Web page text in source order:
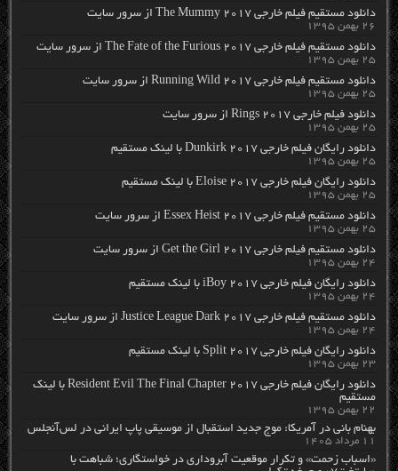
دانلود مستقیم فیلم خارجی The Mummy 2017 از سرور سایت
۲۶ بهمن ۱۳۹۵
دانلود مستقیم فیلم خارجی The Fate of the Furious 2017 از سرور سایت
۲۵ بهمن ۱۳۹۵
دانلود مستقیم فیلم خارجی Running Wild 2017 از سرور سایت
۲۵ بهمن ۱۳۹۵
دانلود فیلم خارجی Rings 2017 از سرور سایت
۲۵ بهمن ۱۳۹۵
دانلود رایگان فیلم خارجی Dunkirk 2017 با لینک مستقیم
۲۵ بهمن ۱۳۹۵
دانلود رایگان فیلم خارجی Eloise 2017 با لینک مستقیم
۲۵ بهمن ۱۳۹۵
دانلود مستقیم فیلم خارجی Essex Heist 2017 از سرور سایت
۲۵ بهمن ۱۳۹۵
دانلود مستقیم فیلم خارجی Get the Girl 2017 از سرور سایت
۲۴ بهمن ۱۳۹۵
دانلود رایگان فیلم خارجی iBoy 2017 با لینک مستقیم
۲۴ بهمن ۱۳۹۵
دانلود مستقیم فیلم خارجی Justice League Dark 2017 از سرور سایت
۲۴ بهمن ۱۳۹۵
دانلود رایگان فیلم خارجی Split 2017 با لینک مستقیم
۲۳ بهمن ۱۳۹۵
دانلود رایگان فیلم خارجی Resident Evil The Final Chapter 2017 با لینک
مستقیم
۲۲ بهمن ۱۳۹۵
بهنام بانی در آمریکا: موج جدید استقبال از موسیقی پاپ ایرانی در لس‌آنجلس
۱۱ مرداد ۱۴۰۵
«اسباب زحمت» و تکرار موقعیت آبروداری در خواستگاری؛ شباهت با